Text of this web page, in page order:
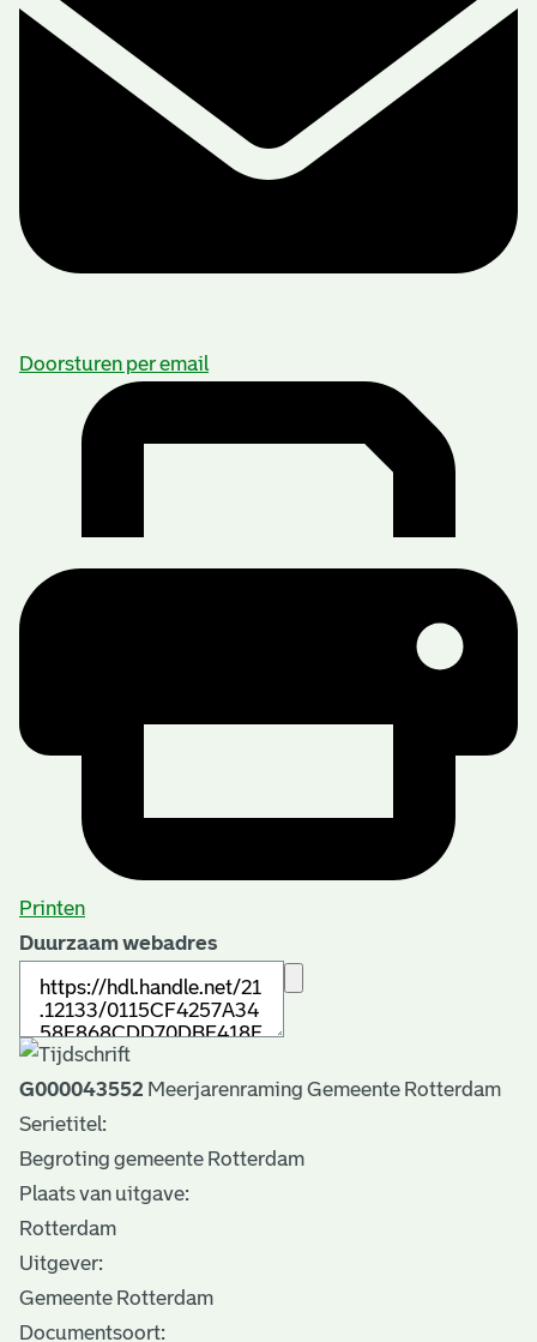
Doorsturen per email
Printen
Duurzaam webadres
G000043552 Meerjarenraming Gemeente Rotterdam
Serietitel:
Begroting gemeente Rotterdam
Plaats van uitgave:
Rotterdam
Uitgever:
Gemeente Rotterdam
Documentsoort: